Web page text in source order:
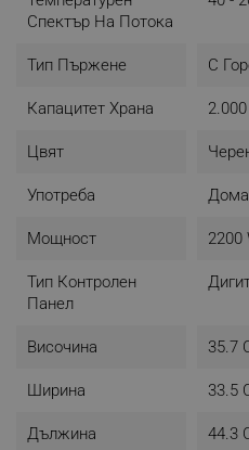
Здравословни ястия
Готвене под ръководство:
ястия без стрес. С избор
а също така можете да
Спектър На Потока
Тип Пържене С
Капацитет Храна
Цвят
Употреба
Мощност 2200
Тип Контролен
Панел
Височина 35.7
Ширина 33.5
Дължина 44.3